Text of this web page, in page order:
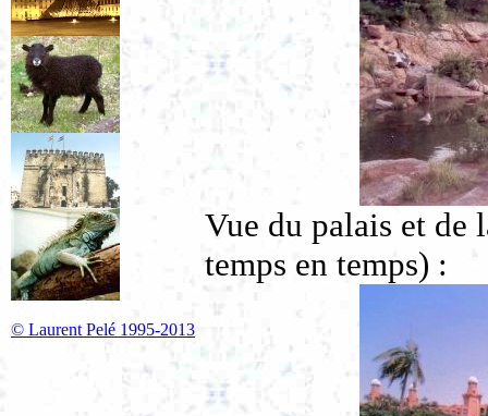
© Laurent Pelé 1995-2013
Vue du palais et de
temps en temps) :